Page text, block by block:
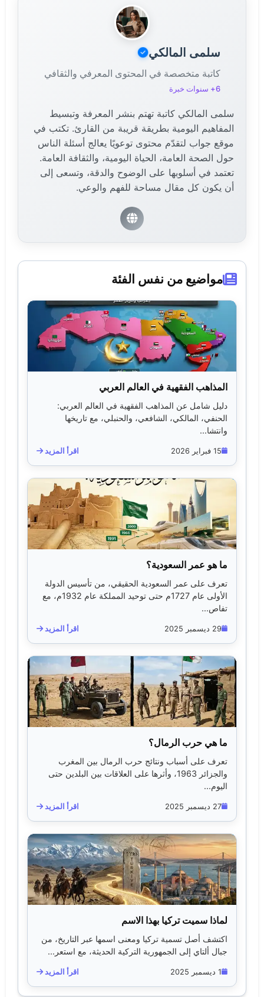
المغربية" فقد تم اعتماده رسمياً مع الاستقلال في القرن
سلمى المالكي
كاتبة متخصصة في المحتوى المعرفي والثقافي
6+ سنوات خبرة
سلمى المالكي كاتبة تهتم بنشر المعرفة وتبسيط
المفاهيم اليومية بطريقة قريبة من القارئ. تكتب في
موقع جواب لتقدّم محتوى توعويًا يعالج أسئلة الناس
حول الصحة العامة، الحياة اليومية، والثقافة العامة.
تعتمد في أسلوبها على الوضوح والدقة، وتسعى إلى
أن يكون كل مقال مساحة للفهم والوعي.
مواضيع من نفس الفئة
المذاهب الفقهية في العالم العربي
دليل شامل عن المذاهب الفقهية في العالم العربي:
الحنفي، المالكي، الشافعي، والحنبلي، مع تاريخها
وانتشا...
15 فبراير 2026 اقرأ المزيد
ما هو عمر السعودية؟
تعرف على عمر السعودية الحقيقي، من تأسيس الدولة
الأولى عام 1727م حتى توحيد المملكة عام 1932م، مع
تفاص...
29 ديسمبر 2025 اقرأ المزيد
ما هي حرب الرمال؟
تعرف على أسباب ونتائج حرب الرمال بين المغرب
والجزائر 1963، وأثرها على العلاقات بين البلدين حتى
اليوم...
27 ديسمبر 2025 اقرأ المزيد
لماذا سميت تركيا بهذا الاسم
اكتشف أصل تسمية تركيا ومعنى اسمها عبر التاريخ، من
جبال ألتاي إلى الجمهورية التركية الحديثة، مع استعر...
1 ديسمبر 2025 اقرأ المزيد